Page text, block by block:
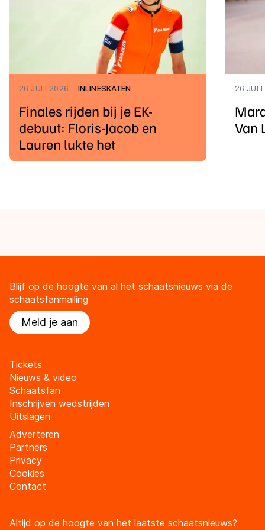
26 JULI 2026 INLINESKATEN
Finales rijden bij je EK-
debuut: Floris-Jacob en
Lauren lukte het
26
Van
Blijf op de hoogte van al het schaatsnieuws via de
schaatsfanmailing
Meld je aan
Tickets
Nieuws & video
Schaatsfan
Inschrijven wedstrijden
Uitslagen
Adverteren
Partners
Privacy
Cookies
Contact
Altijd op de hoogte van het laatste schaatsnieuws?